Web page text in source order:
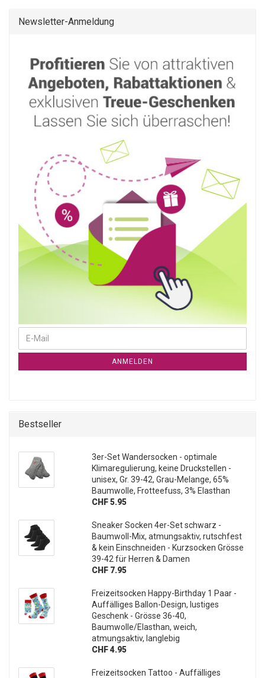
Newsletter-Anmeldung
ANMELDEN
Bestseller
3er-Set Wandersocken - optimale
Klimaregulierung, keine Druckstellen -
unisex, Gr. 39-42, Grau-Melange, 65%
Baumwolle, Frotteefuss, 3% Elasthan
CHF 5.95
Sneaker Socken 4er-Set schwarz -
Baumwoll-Mix, atmungsaktiv, rutschfest
& kein Einschneiden - Kurzsocken Grösse
39-42 für Herren & Damen
CHF 7.95
Freizeitsocken Happy-Birthday 1 Paar -
Auffälliges Ballon-Design, lustiges
Geschenk - Grösse 36-40,
Baumwolle/Elasthan, weich,
atmungsaktiv, langlebig
CHF 4.95
Freizeitsocken Tattoo - Auffälliges